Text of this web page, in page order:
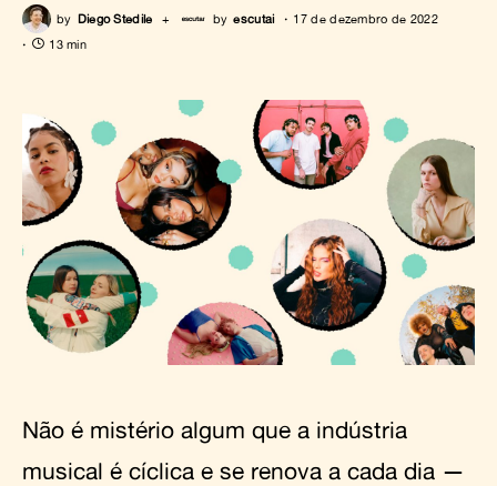
by Diego Stedile + by escutai
17 de dezembro de 2022
13 min
Não é mistério algum que a indústria
musical é cíclica e se renova a cada dia —